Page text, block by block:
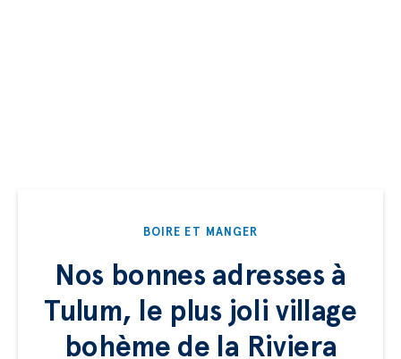
BOIRE ET MANGER
Nos bonnes adresses à
Tulum, le plus joli village
bohème de la Riviera